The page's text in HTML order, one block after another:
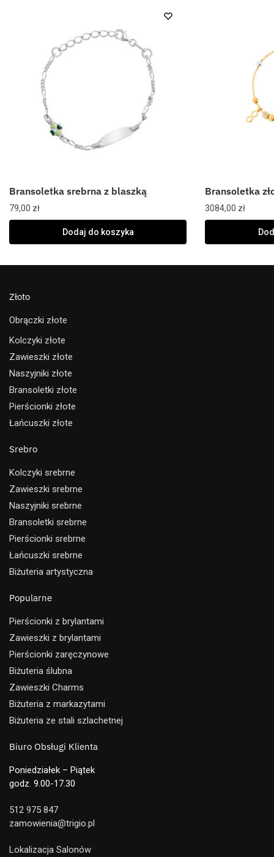
Bransoletka srebrna z blaszką
79,00 zł
Dodaj do koszyka
Bransoletka
3084,00 zł
Złoto
Obrączki złote
Kolczyki złote
Zawieszki złote
Naszyjniki złote
Bransoletki złote
Pierścionki złote
Łańcuszki złote
Srebro
Kolczyki srebrne
Zawieszki srebrne
Naszyjniki srebrne
Bransoletki srebrne
Pierścionki srebrne
Łańcuszki srebrne
Biżuteria artystyczna
Popularne
Pierścionki z brylantami
Zawieszki z brylantami
Pierścionki zaręczynowe
Biżuteria ślubna
Zawieszki Charms
Biżuteria z markazytami
Biżuteria ze stali szlachetnej
Biuro Obsługi Klienta
Poniedziałek – Piątek
godz. 9.00-17.30
512 975 847
zamowienia@trigio.pl
Lokalizacja Salonów